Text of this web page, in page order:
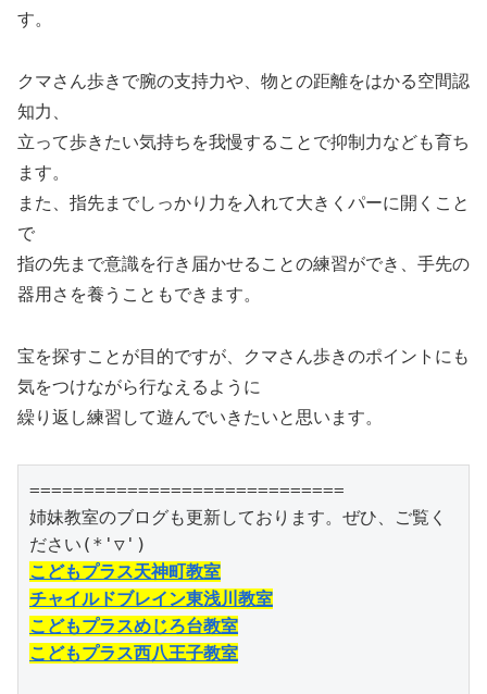
す。
クマさん歩きで腕の支持力や、物との距離をはかる空間認
知力、
立って歩きたい気持ちを我慢することで抑制力なども育ち
ます。
また、指先までしっかり力を入れて大きくパーに開くこと
で
指の先まで意識を行き届かせることの練習ができ、手先の
器用さを養うこともできます。
宝を探すことが目的ですが、クマさん歩きのポイントにも
気をつけながら行なえるように
繰り返し練習して遊んでいきたいと思います。
=============================
姉妹教室のブログも更新しております。ぜひ、ご覧く
こどもプラス天神町教室
チャイルドブレイン東浅川教室
こどもプラスめじろ台教室
こどもプラス西八王子教室